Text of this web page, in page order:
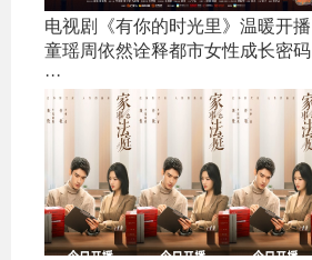
电视剧《有你的时光里》温暖开播
童瑶周依然诠释都市女性成长密码
···